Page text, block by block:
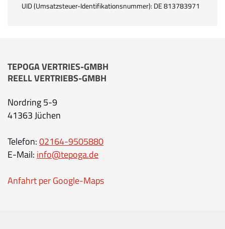
UID (Umsatzsteuer-Identifikationsnummer): DE 813783971
TEPOGA VERTRIES-GMBH
REELL VERTRIEBS-GMBH
Nordring 5-9
41363 Jüchen
Telefon:02164-9505880
E-Mail: info@tepoga.de
Anfahrt per Google-Maps